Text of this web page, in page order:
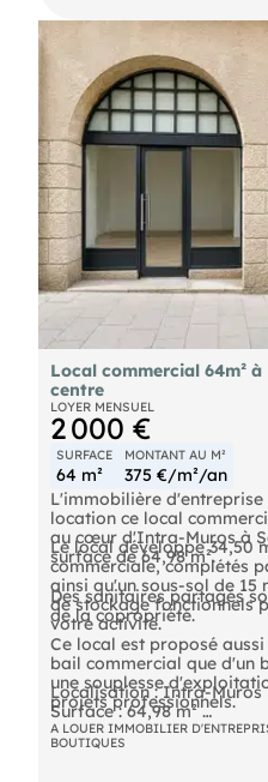
sont disponibles sur le site
Local commercial 64m²
centre
LOYER MENSUEL
2 000 €
SURFACE
64 m²
MONTANT AU M²
375 €/m²/an
L'immobilière
location ce local
au cœur d'Intra-Muros à
surface de 64,98 m².
Le local développe 34,50
commerciale, complétés
ainsi qu'un sous-sol de 15
de stockage fonctionnels
votre activité.
Des sanitaires partagés
de la copropriété.
Ce local est proposé
bail commercial que d'un
une souplesse
projets professionnels.
Localisation : Intra-Muros
Surface : 64,98 m²
Accessibilité : Centre
Environnement piétons et
Disponibilité : Bail
A LOUER IMMOBILIER
BOUTIQUES